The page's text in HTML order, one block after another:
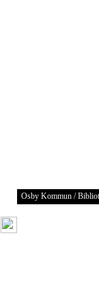
Osby Kommun /